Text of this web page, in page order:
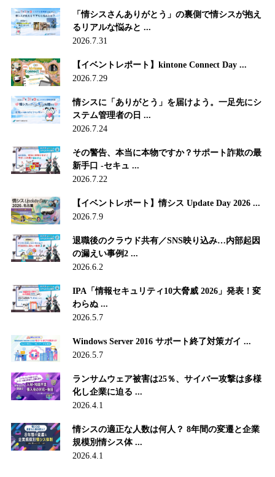
「情シスさんありがとう」の裏側で情シスが抱え
るリアルな悩みと ...
2026.7.31
【イベントレポート】kintone Connect Day ...
2026.7.29
情シスに「ありがとう」を届けよう。一足先にシ
ステム管理者の日 ...
2026.7.24
その警告、本当に本物ですか？サポート詐欺の最
新手口 -セキュ ...
2026.7.22
【イベントレポート】情シス Update Day 2026 ...
2026.7.9
退職後のクラウド共有／SNS映り込み…内部起因
の漏えい事例2 ...
2026.6.2
IPA「情報セキュリティ10大脅威 2026」発表！変
わらぬ ...
2026.5.7
Windows Server 2016 サポート終了対策ガイ ...
2026.5.7
ランサムウェア被害は25％、サイバー攻撃は多様
化し企業に迫る ...
2026.4.1
情シスの適正な人数は何人？ 8年間の変遷と企業
規模別情シス体 ...
2026.4.1